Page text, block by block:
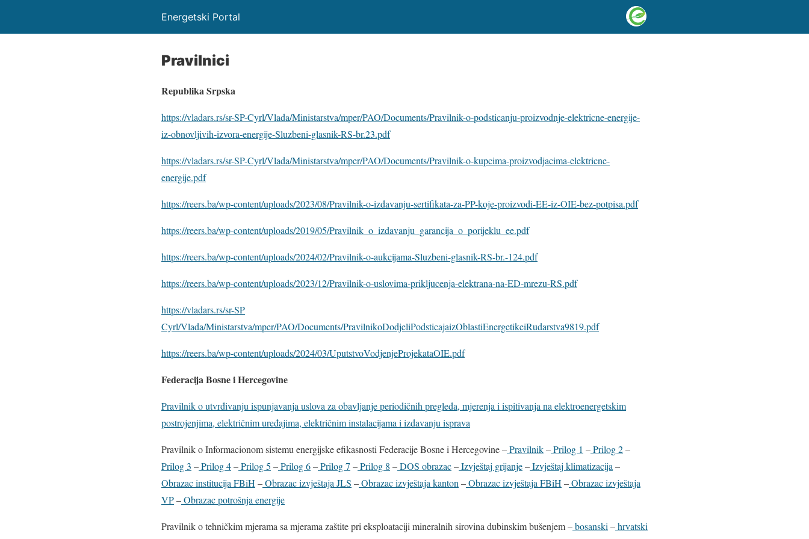
Energetski Portal
Pravilnici
Republika Srpska
https://vladars.rs/sr-SP-Cyrl/Vlada/Ministarstva/mper/PAO/Documents/Pravilnik-o-podsticanju-proizvodnje-elektricne-energije-
iz-obnovljivih-izvora-energije-Sluzbeni-glasnik-RS-br.23.pdf
https://vladars.rs/sr-SP-Cyrl/Vlada/Ministarstva/mper/PAO/Documents/Pravilnik-o-kupcima-proizvodjacima-elektricne-
energije.pdf
https://reers.ba/wp-content/uploads/2023/08/Pravilnik-o-izdavanju-sertifikata-za-PP-koje-proizvodi-EE-iz-OIE-bez-potpisa.pdf
https://reers.ba/wp-content/uploads/2019/05/Pravilnik_o_izdavanju_garancija_o_porijeklu_ee.pdf
https://reers.ba/wp-content/uploads/2024/02/Pravilnik-o-aukcijama-Sluzbeni-glasnik-RS-br.-124.pdf
https://reers.ba/wp-content/uploads/2023/12/Pravilnik-o-uslovima-prikljucenja-elektrana-na-ED-mrezu-RS.pdf
https://vladars.rs/sr-SP
Cyrl/Vlada/Ministarstva/mper/PAO/Documents/PravilnikoDodjeliPodsticajaizOblastiEnergetikeiRudarstva9819.pdf
https://reers.ba/wp-content/uploads/2024/03/UputstvoVodjenjeProjekataOIE.pdf
Federacija Bosne i Hercegovine
Pravilnik o utvrđivanju ispunjavanja uslova za obavljanje periodičnih pregleda, mjerenja i ispitivanja na elektroenergetskim
postrojenjima, električnim uređajima, električnim instalacijama i izdavanju isprava
Pravilnik o Informacionom sistemu energijske efikasnosti Federacije Bosne i Hercegovine –Pravilnik–Prilog 1 –Prilog 2–
Prilog 3 –Prilog 4–Prilog 5 –Prilog 6–Prilog 7 –Prilog 8 –DOS obrazac–Izvještaj grijanje–Izvještaj klimatizacija –
Obrazac institucija FBiH –Obrazac izvještaja JLS –Obrazac izvještaja kanton –Obrazac izvještaja FBiH –Obrazac izvještaja
VP–Obrazac potrošnja energije
Pravilnik o tehničkim mjerama sa mjerama zaštite pri eksploataciji mineralnih sirovina dubinskim bušenjem –bosanski –hrvatski